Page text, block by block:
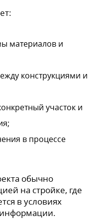
материалов и
конструкциями и
участок и
в процессе
обычно
на стройке, где
в условиях